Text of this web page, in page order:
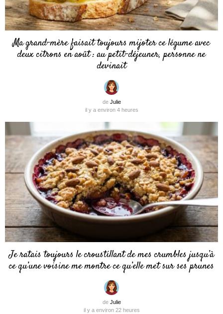
Ma grand-mère faisait toujours mijoter ce légume avec
deux citrons en août : au petit-déjeuner, personne ne
devinait
de Julie
il y a environ 4 heures
Je ratais toujours le croustillant de mes crumbles jusqu’à
ce qu’une voisine me montre ce qu’elle met sur ses prunes
de Julie
il y a environ 22 heures